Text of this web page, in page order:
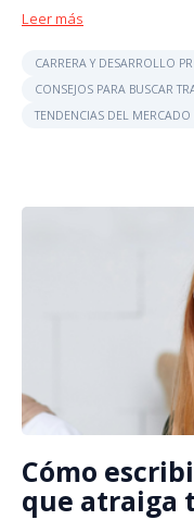
Leer más
CARRERA Y DESARROLLO
CONSEJOS PARA BUSCAR
TENDENCIAS DEL
Cómo
que atraiga